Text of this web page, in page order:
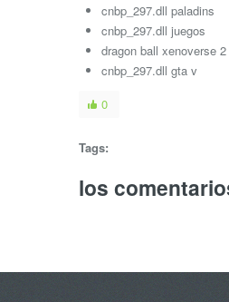
cnbp_297.dll paladins
cnbp_297.dll juegos
dragon ball xenoverse
cnbp_297.dll gta v
0
Tags:
los